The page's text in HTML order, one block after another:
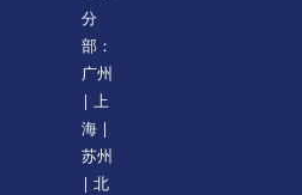
分
部：
广州
| 上
海 |
苏州
| 北